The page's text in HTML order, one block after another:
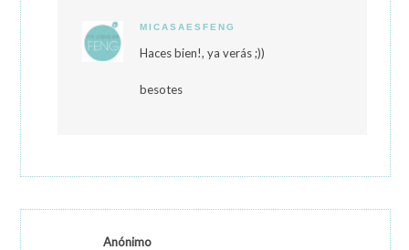
MICASAESFENG
Haces bien!, ya verás ;))
besotes
Anónimo